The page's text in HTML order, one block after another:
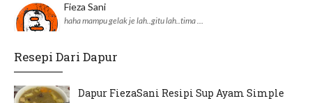
Fieza Sani
haha mampu gelak je lah..gitu lah..tima …
adnil linda
Resepi Dari Dapur
Dapur FiezaSani Resipi Sup Ayam Simple